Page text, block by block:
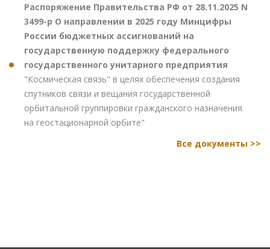
Распоряжение Правительства РФ от 28.11.2025 N
3499-р О направлении в 2025 году Минцифры
России бюджетных ассигнований на
государственную поддержку федерального
государственного унитарного предприятия
"Космическая связь" в целях обеспечения создания
спутников связи и вещания государственной
орбитальной группировки гражданского назначения
на геостационарной орбите"
Все документы >>